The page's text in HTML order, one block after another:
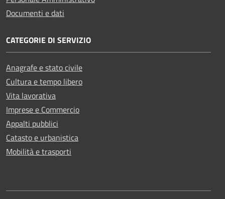
Documenti e dati
CATEGORIE DI SERVIZIO
Anagrafe e stato civile
Cultura e tempo libero
Vita lavorativa
Imprese e Commercio
Appalti pubblici
Catasto e urbanistica
Mobilità e trasporti